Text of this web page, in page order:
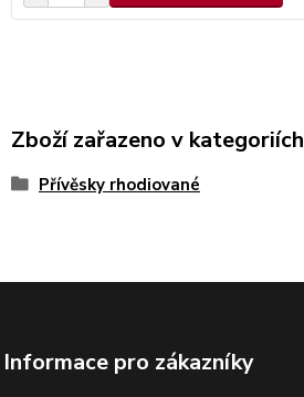
Zboží zařazeno v kategoriích
Přívěsky rhodiované
Informace pro zákazníky